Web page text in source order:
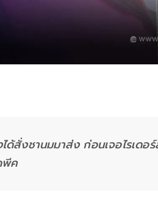
ด้สั่งชานมมาส่ง ก่อนเจอไรเด
พีค